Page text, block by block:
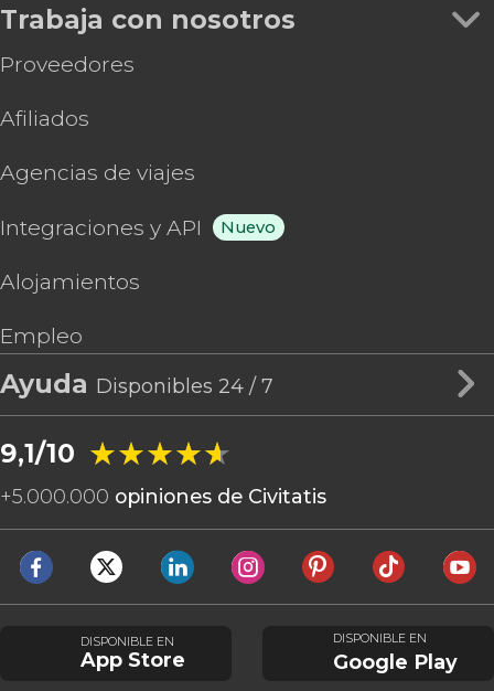
Trabaja con nosotros
Proveedores
Afiliados
Agencias de viajes
Integraciones y API Nuevo
Alojamientos
Empleo
Ayuda Disponibles 24 / 7
9,1/10 ★★★★★
★★★★★
+5.000.000 opiniones de Civitatis
DISPONIBLE EN
App Store
DISPONIBLE EN
Google Play